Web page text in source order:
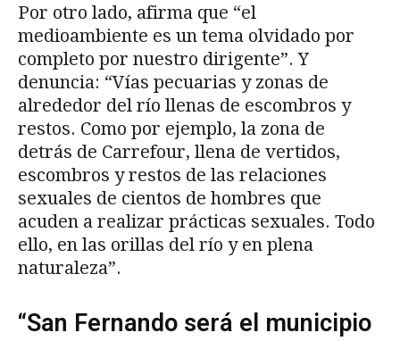
Por otro lado, afirma que “el
medioambiente es un tema olvidado por
completo por nuestro dirigente”. Y
denuncia: “Vías pecuarias y zonas de
alrededor del río llenas de escombros y
restos. Como por ejemplo, la zona de
detrás de Carrefour, llena de vertidos,
escombros y restos de las relaciones
sexuales de cientos de hombres que
acuden a realizar prácticas sexuales. Todo
ello, en las orillas del río y en plena
naturaleza”.
“San Fernando será el municipio